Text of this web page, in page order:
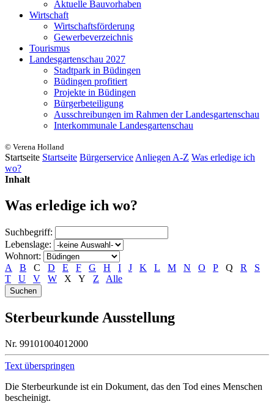
Aktuelle Bauvorhaben
Wirtschaft
Wirtschaftsförderung
Gewerbeverzeichnis
Tourismus
Landesgartenschau 2027
Stadtpark in Büdingen
Büdingen profitiert
Projekte in Büdingen
Bürgerbeteiligung
Ausschreibungen im Rahmen der Landesgartenschau
Interkommunale Landesgartenschau
© Verena Holland
Startseite Startseite Bürgerservice Anliegen A-Z Was erledige ich
wo?
Inhalt
Was erledige ich wo?
Suchbegriff:
Lebenslage:
Wohnort:
A
B C D E F G H I J K L M N O P Q R
S
T
U V W X Y Z Alle
Sterbeurkunde Ausstellung
Nr. 99101004012000
Text überspringen
Die Sterbeurkunde ist ein Dokument, das den Tod eines Menschen
bescheinigt.